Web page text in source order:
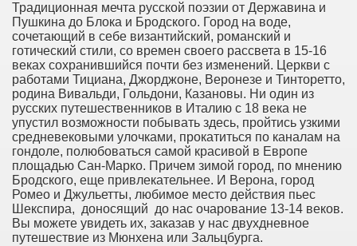
Традиционная мечта русской поэзии от Державина и
Пушкина до Блока и Бродского. Город на воде,
сочетающий в себе византийский, романский и
готический стили, со времен своего рассвета в 15-16
веках сохранившийся почти без изменений. Церкви с
работами Тициана, Джорджоне, Веронезе и Тинторетто,
родина Вивальди, Гольдони, Казановы. Ни один из
русских путешественников в Италию с 18 века не
упустил возможности побывать здесь, пройтись узкими
средневековыми улочками, прокатиться по каналам на
гондоле, полюбоваться самой красивой в Европе
площадью Сан-Марко. Причем зимой город, по мнению
Бродского, еще привлекательнее. И Верона, город
Ромео и Джульетты, любимое место действия пьес
Шекспира, доносящий до нас очарование 13-14 веков.
Вы можете увидеть их, заказав у нас двухдневное
путешествие из Мюнхена или Зальцбурга.